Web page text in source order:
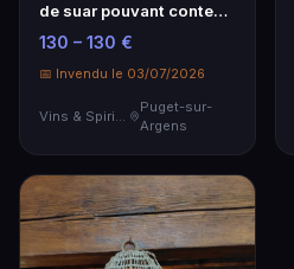
de suar pouvant contenir
16 bouteilles 28x23x130
cm
130 – 130 €
📅 Invendu le 03/07/2026
Vins & Spiritueux
Puget-sur-
Argens